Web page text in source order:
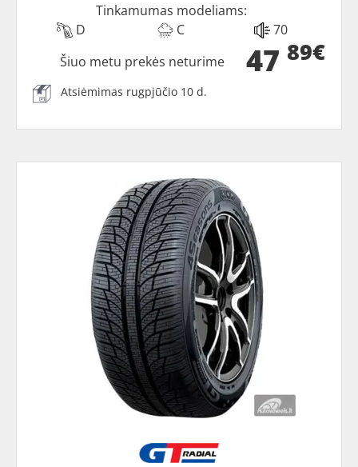
Tinkamumas modeliams:
D
C 70
47 89€
Šiuo metu prekės neturime
Atsiėmimas rugpjūčio 10 d.